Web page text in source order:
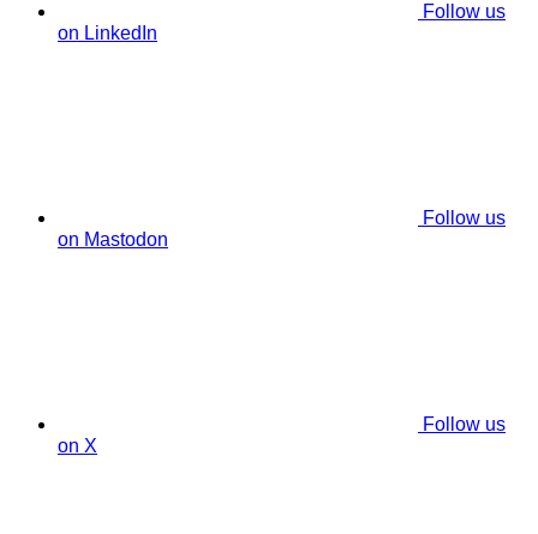
Follow us
on LinkedIn
Follow us
on Mastodon
Follow us
on X